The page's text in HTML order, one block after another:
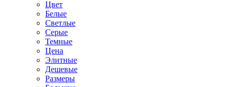
Цвет
Белые
Светлые
Серые
Темные
Цена
Элитные
Дешевые
Размеры